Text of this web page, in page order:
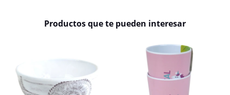
Productos que te pueden interesar